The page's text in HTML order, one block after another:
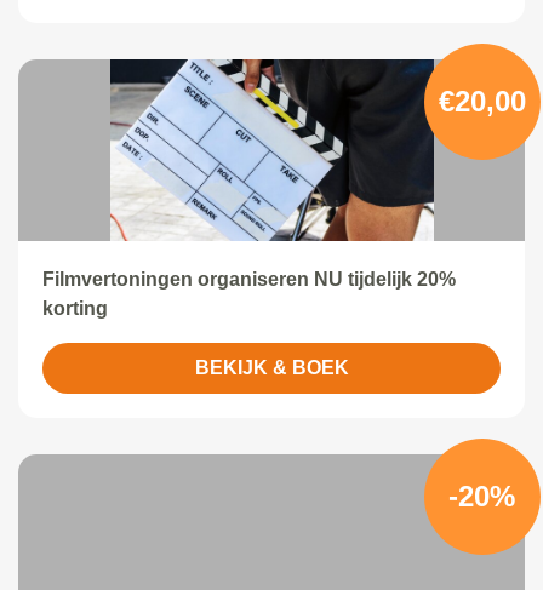
€20,00
Filmvertoningen organiseren NU tijdelijk 20%
korting
BEKIJK & BOEK
-20%